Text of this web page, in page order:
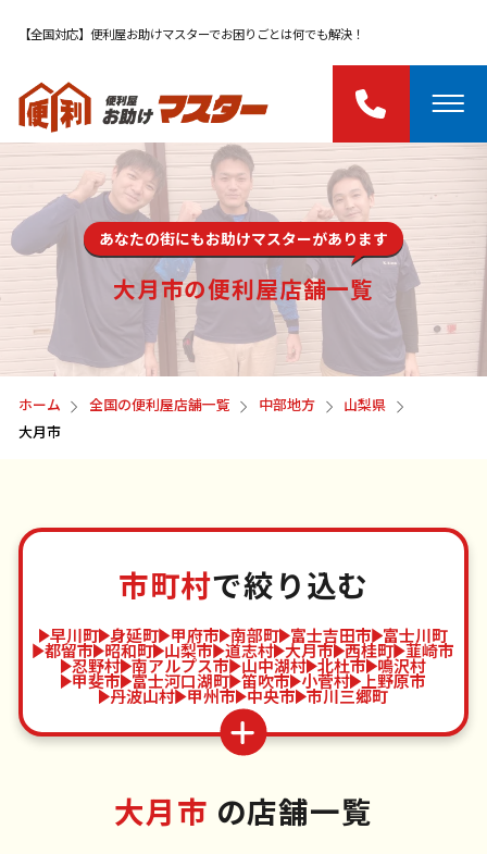
【全国対応】便利屋お助けマスターでお困りごとは何でも解決！
あなたの街にもお助けマスターがあります
大月市の便利屋店舗一覧
ホーム 全国の便利屋店舗一覧 中部地方
山梨県
大月市
市町村で絞り込む
早川町 身延町 甲府市 南部町 富士吉田市 富士川町
都留市 昭和町 山梨市 道志村 大月市 西桂町 韮崎市
忍野村 南アルプス市 山中湖村 北杜市 鳴沢村
甲斐市 富士河口湖町 笛吹市 小菅村 上野原市
丹波山村 甲州市 中央市 市川三郷町
大月市 の店舗一覧